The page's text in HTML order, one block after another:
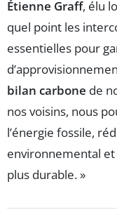
Étienne Graff, élu
quel point les
essentielles pour
bilan carbone de
nos voisins, nous
l’énergie fossile,
environnemental
plus durable. »